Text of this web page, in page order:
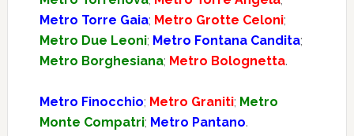
Metro Torre Gaia; Metro Grotte Celoni;
Metro Due Leoni; Metro Fontana Candita;
Metro Borghesiana; Metro Bolognetta.
Metro Finocchio; Metro Graniti; Metro
Monte Compatri; Metro Pantano.